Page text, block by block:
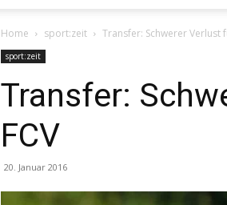
Home sport:zeit Transfer: Schwerer Verlust
sport:zeit
Transfer:
FCV
20. Januar 2016